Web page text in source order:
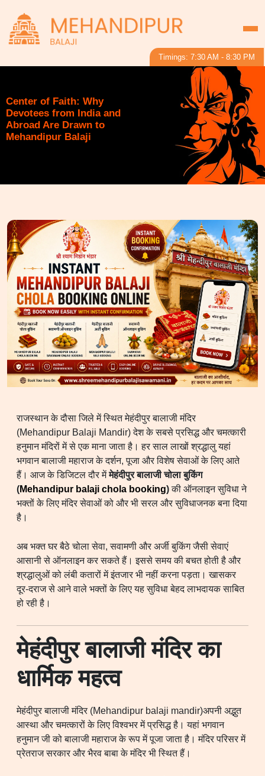
Timings: 7:30 AM - 8:30 PM
Center of Faith: Why
Devotees from India and
Abroad Are Drawn to
Mehandipur Balaji
राजस्थान के दौसा जिले में स्थित मेहंदीपुर बालाजी मंदिर
(Mehandipur Balaji Mandir) देश के सबसे प्रसिद्ध और चमत्कारी
हनुमान मंदिरों में से एक माना जाता है। हर साल लाखों श्रद्धालु यहां
भगवान बालाजी महाराज के दर्शन, पूजा और विशेष सेवाओं के लिए आते
हैं। आज के डिजिटल दौर मेंमेहंदीपुर बालाजी चोला बुकिंग
(Mehandipur balaji chola booking)की ऑनलाइन सुविधा ने
भक्तों के लिए मंदिर सेवाओं को और भी सरल और सुविधाजनक बना दिया
है।
अब भक्त घर बैठे चोला सेवा, सवामणी और अर्जी बुकिंग जैसी सेवाएं
आसानी से ऑनलाइन कर सकते हैं। इससे समय की बचत होती है और
श्रद्धालुओं को लंबी कतारों में इंतजार भी नहीं करना पड़ता। खासकर
दूर-दराज से आने वाले भक्तों के लिए यह सुविधा बेहद लाभदायक साबित
हो रही है।
मेहंदीपुर बालाजी मंदिर का
धार्मिक महत्व
मेहंदीपुर बालाजी मंदिर (Mehandipur balaji mandir)अपनी अद्भुत
आस्था और चमत्कारों के लिए विश्वभर में प्रसिद्ध है। यहां भगवान
हनुमान जी को बालाजी महाराज के रूप में पूजा जाता है। मंदिर परिसर में
प्रेतराज सरकार और भैरव बाबा के मंदिर भी स्थित हैं।